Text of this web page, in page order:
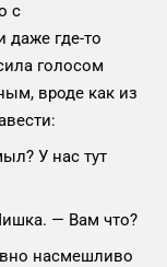
с
где-то
голосом
вроде как из
У нас тут
— Вам что?
насмешливо